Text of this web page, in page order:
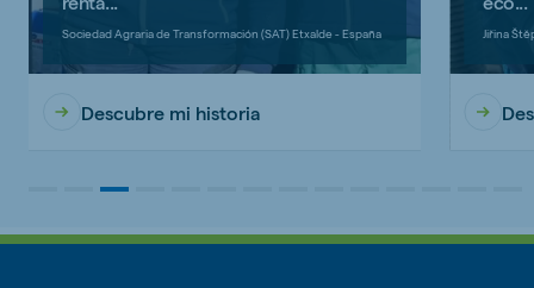
Sociedad Agraria de Transformación (SAT) Etxalde - España
Descubre mi historia
Jiřina